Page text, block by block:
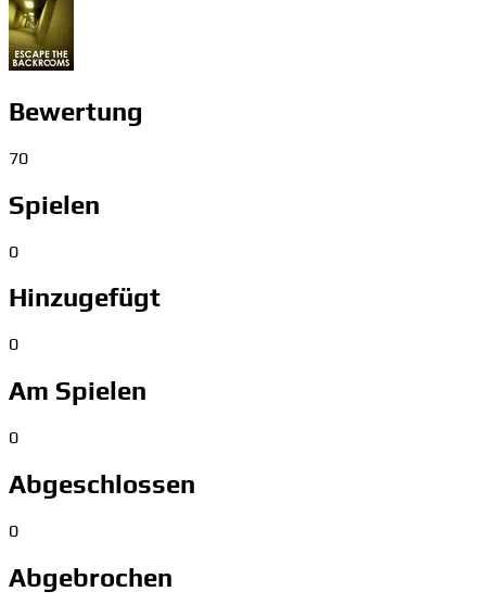
Bewertung
70
Spielen
0
Hinzugefügt
0
Am Spielen
0
Abgeschlossen
0
Abgebrochen